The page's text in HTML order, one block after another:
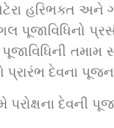
અને ગામમાં પણ આગેવાન
પૂજાવિધિનો
તમામ
પ્રારંભ દેવના
દેવની